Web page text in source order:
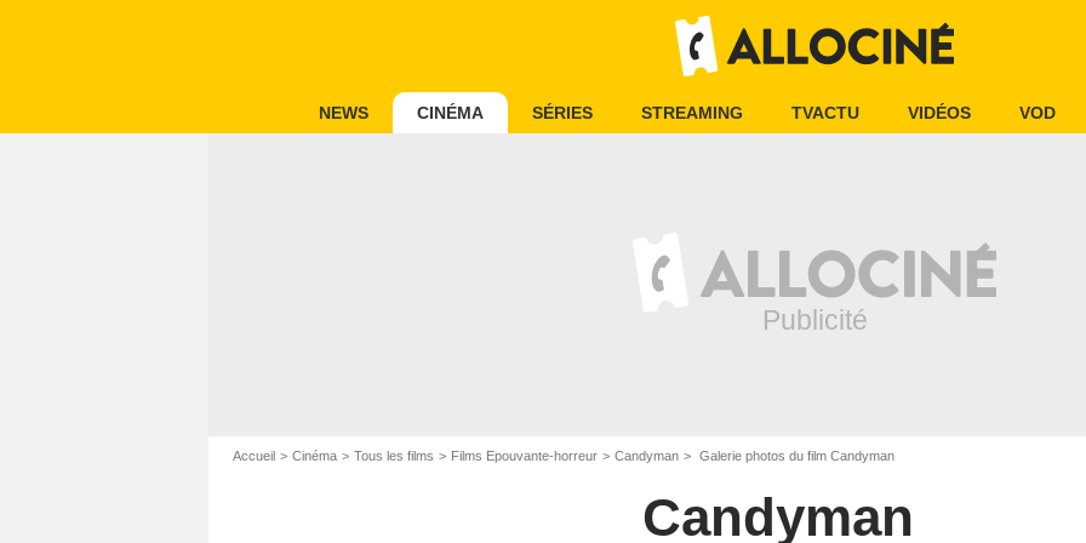
NEWS CINÉMA SÉRIES STREAMING TVACTU VIDÉOS VOD
Accueil Cinéma Tous les films Films Epouvante-horreur Candyman Galerie photos du film Candyman
Candyman